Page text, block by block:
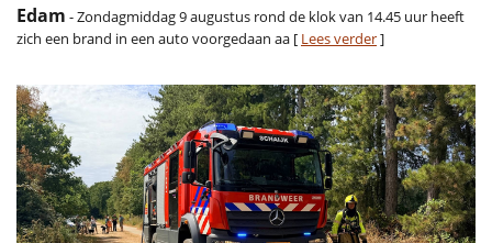
Edam - Zondagmiddag 9 augustus rond de klok van 14.45 uur heeft
zich een brand in een auto voorgedaan aa [ Lees verder]